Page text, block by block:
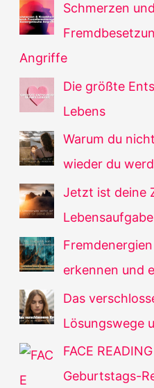
Schmerzen
Angriffe
Die größte
Lebens
Warum du
wieder du
Jetzt ist deine
erkennen und
Das
Lösungswege
FACE
Geburtstags-